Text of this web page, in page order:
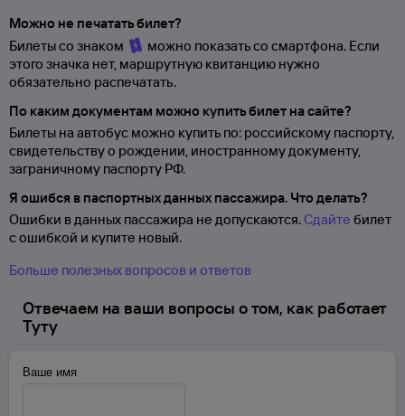
Можно не печатать билет?
Билеты со знаком
можно показать со смартфона. Если
этого значка нет, маршрутную квитанцию нужно
обязательно распечатать.
По каким документам можно купить билет на сайте?
Билеты на автобус можно купить по: российскому паспорту,
свидетельству о рождении, иностранному документу,
заграничному паспорту РФ.
Я ошибся в паспортных данных пассажира. Что делать?
Ошибки в данных пассажира не допускаются. Сдайте билет
с ошибкой и купите новый.
Больше полезных вопросов и ответов
Отвечаем на ваши вопросы о том, как работает
Туту
Ваше имя